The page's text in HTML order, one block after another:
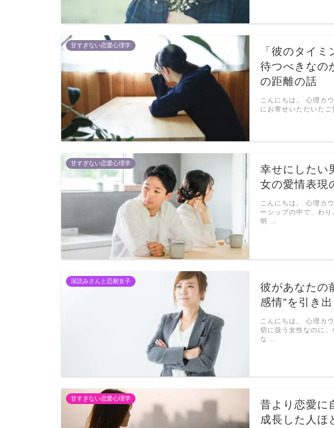
甘すぎない恋愛心理学
「彼のタイ
待つべきなの
の距離の話
こんにちは。 心理カ
にお寄せいただいた
甘すぎない恋愛心理学
幸せにしたい
女の愛情表現
こんにちは。 心理カ
ーシップの中で、わ
明 …
深読みさんと忍耐女子
彼があなたの
感情”を引き
こんにちは。 心理カ
切に扱う女性なのに
な …
甘すぎない恋愛心理学
昔より恋愛に
成長した人ほ